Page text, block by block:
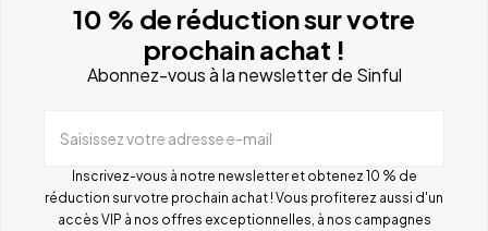
10 % de réduction sur votre
prochain achat !
Abonnez-vous à la newsletter de Sinful
Saisissez votre adresse e-mail
Inscrivez-vous à notre newsletter et obtenez 10 % de
réduction sur votre prochain achat ! Vous profiterez aussi d'un
accès VIP à nos offres exceptionnelles, à nos campagnes